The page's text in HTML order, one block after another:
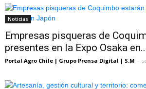
Noticias
Empresas pisqueras de
presentes en la Expo Osaka
Portal Agro Chile | Grupo Prensa Digital | S.M -